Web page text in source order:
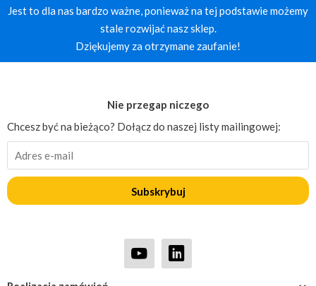
Jest to dla nas bardzo ważne, ponieważ na tej podstawie możemy
stale rozwijać nasz sklep.
Dziękujemy za otrzymane zaufanie!
Nie przegap niczego
Chcesz być na bieżąco? Dołącz do naszej listy mailingowej:
Subskrybuj